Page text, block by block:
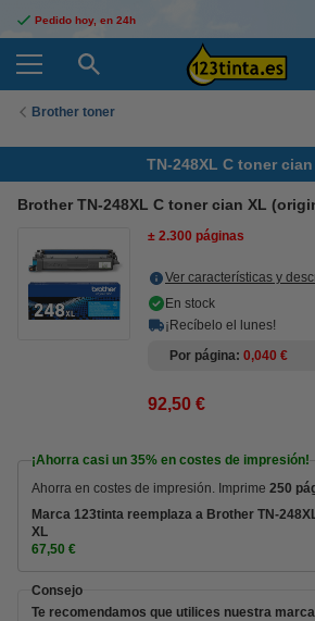
Pedido hoy, en 24h
Brother toner
TN-248XL C toner cian
Brother TN-248XL C toner cian XL
± 2.300 páginas
Ver características y
En stock
¡Recíbelo el lunes!
Por página 0,040 €
92,50 €
¡Ahorra casi un 35% en costes de impresión!
Ahorra en costes de impresión. Imprime 250
Marca 123tinta reemplaza a Brother TN-
XL
67,50 €
Consejo
Te recomendamos que utilices nuestra